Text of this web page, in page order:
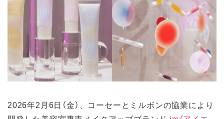
2026年2月6日（金）、コーセーとミルボンの協業により